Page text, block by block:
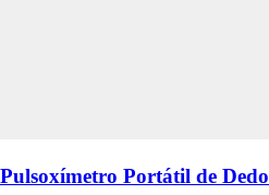
Pulsoxímetro Portátil de Dedo